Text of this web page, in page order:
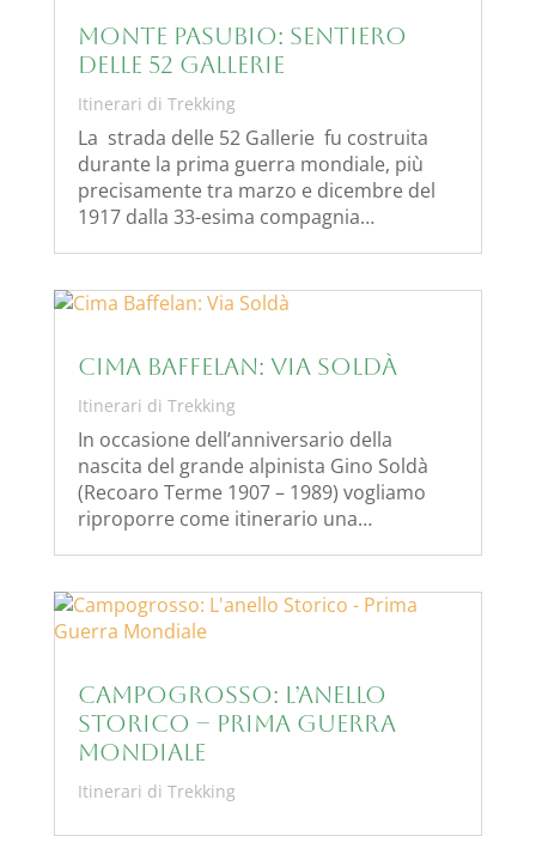
Monte Pasubio: Sentiero
delle 52 Gallerie
Itinerari di Trekking
La strada delle 52 Gallerie fu costruita
durante la prima guerra mondiale, più
precisamente tra marzo e dicembre del
1917 dalla 33-esima compagnia…
Cima Baffelan: Via Soldà
Itinerari di Trekking
In occasione dell’anniversario della
nascita del grande alpinista Gino Soldà
(Recoaro Terme 1907 – 1989) vogliamo
riproporre come itinerario una…
Campogrosso: L’anello
Storico – Prima Guerra
Mondiale
Itinerari di Trekking